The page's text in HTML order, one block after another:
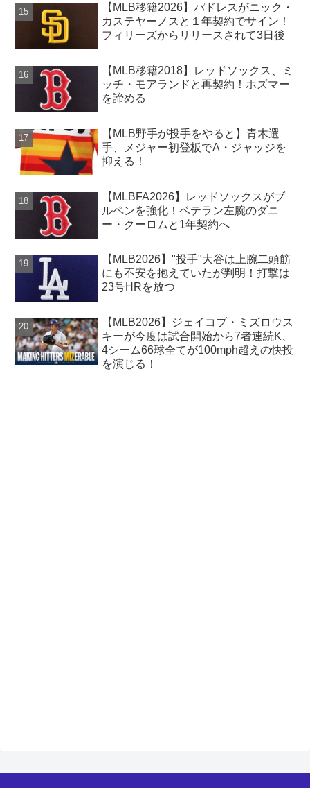
【MLB移籍2026】パドレスがニック・
カステヤーノスと１年契約でサイン！
フィリーズからリリースされて3日後
【MLB移籍2018】レッドソックス、ミ
ッチ・モアランドと再契約！ホズマー
を諦める
【MLB野手が投手をやると】青木選
手、メジャー初登板でA・ジャッジを
抑える！
【MLBFA2026】レッドソックスがブ
ルペンを強化！ベテラン左腕のダニ
ー・クーロムと1年契約へ
【MLB2026】"投手"大谷は上腕二頭筋
にも不安を抱えていたが判明！打撃は
23号HRを放つ
【MLB2026】ジェイコブ・ミズロウス
キーが今度は試合開始から7者連続K、
4シーム66球全てが100mph超えの快投
を演じる！